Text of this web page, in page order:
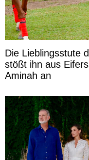
Die Lieblingsstute
stößt ihn aus
Aminah an